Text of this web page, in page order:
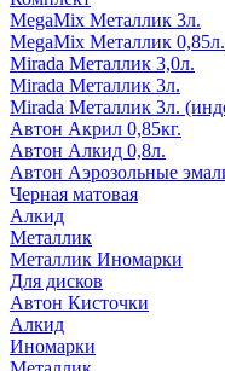
MegaMix Металлик 3л.
MegaMix Металлик 0,85л.
Mirada Металлик 3,0л.
Mirada Металлик 3л.
Mirada Металлик 3л.
Автон Акрил 0,85кг.
Автон Алкид 0,8л.
Автон Аэрозольные
Черная матовая
Алкид
Металлик
Металлик Иномарки
Для дисков
Автон Кисточки
Алкид
Иномарки